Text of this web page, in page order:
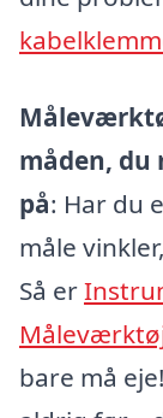
måden, du
på: Har du
måle
Så er
bare må